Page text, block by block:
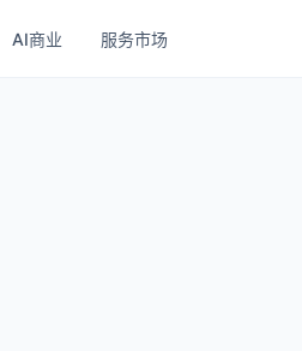
AI商业 服务市场